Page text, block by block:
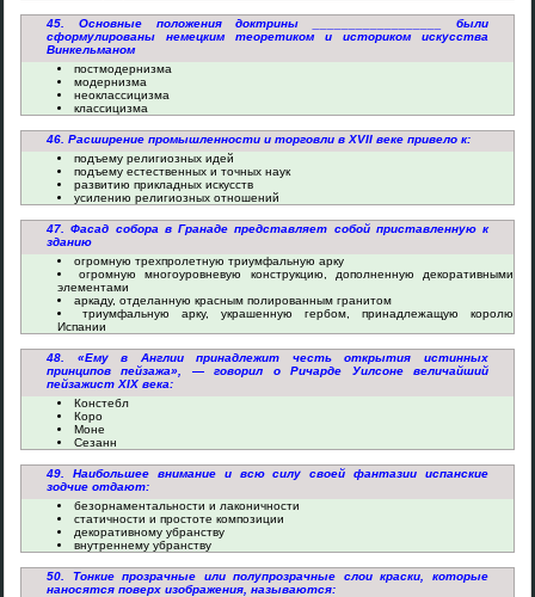
45. Основные положения доктрины __________________ были
сформулированы немецким теоретиком и историком искусства
Винкельманом
постмодернизма
модернизма
неоклассицизма
классицизма
46. Расширение промышленности и торговли в XVII веке привело к:
подъему религиозных идей
подъему естественных и точных наук
развитию прикладных искусств
усилению религиозных отношений
47. Фасад собора в Гранаде представляет собой приставленную к
зданию
огромную трехпролетную триумфальную арку
огромную многоуровневую конструкцию, дополненную декоративными
элементами
аркаду, отделанную красным полированным гранитом
триумфальную арку, украшенную гербом, принадлежащую королю
Испании
48. «Ему в Англии принадлежит честь открытия истинных
принципов пейзажа», — говорил о Ричарде Уилсоне величайший
пейзажист XIX века:
Констебл
Коро
Моне
Сезанн
49. Наибольшее внимание и всю силу своей фантазии испанские
зодчие отдают:
безорнаментальности и лаконичности
статичности и простоте композиции
декоративному убранству
внутреннему убранству
50. Тонкие прозрачные или полупрозрачные слои краски, которые
наносятся поверх изображения, называются: